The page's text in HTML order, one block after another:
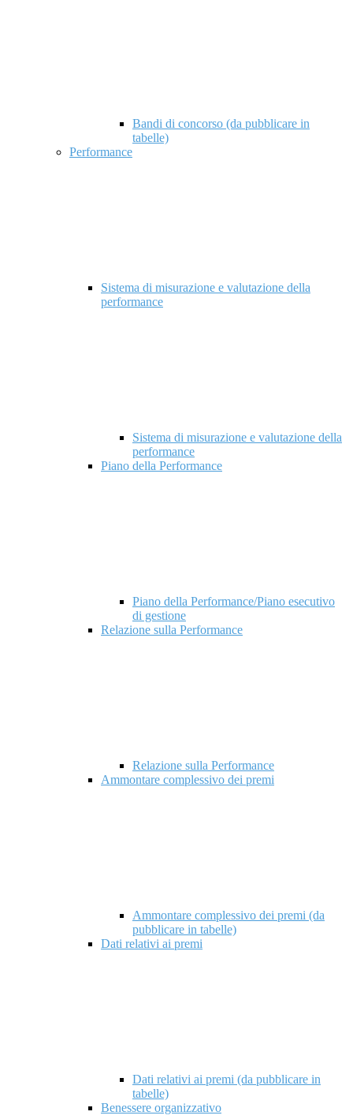
Bandi di concorso (da pubblicare in
tabelle)
Performance
Sistema di misurazione e valutazione della
performance
Sistema di misurazione e valutazione della
performance
Piano della Performance
Piano della Performance/Piano esecutivo
di gestione
Relazione sulla Performance
Relazione sulla Performance
Ammontare complessivo dei premi
Ammontare complessivo dei premi (da
pubblicare in tabelle)
Dati relativi ai premi
Dati relativi ai premi (da pubblicare in
tabelle)
Benessere organizzativo